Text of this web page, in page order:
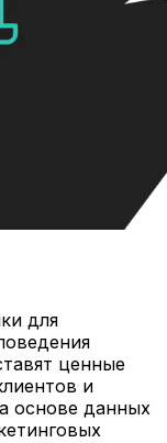
для
ценные
и
основе данных